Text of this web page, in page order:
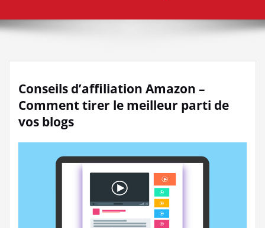
Conseils d’affiliation Amazon –
Comment tirer le meilleur parti de
vos blogs